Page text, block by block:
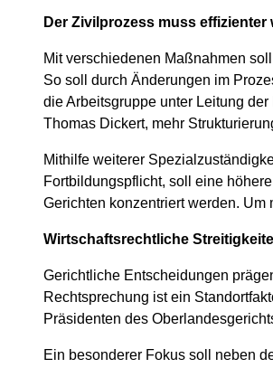
Der Zivilprozess muss
Mit verschiedenen Maßnahmen
So soll durch Änderungen im
die Arbeitsgruppe unter Leitung
Thomas Dickert, mehr
Mithilfe weiterer
Fortbildungspflicht, soll eine
Gerichten konzentriert werden.
Wirtschaftsrechtliche
Gerichtliche Entscheidungen
Rechtsprechung ist ein
Präsidenten des
Ein besonderer Fokus soll neben